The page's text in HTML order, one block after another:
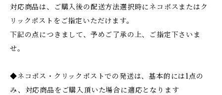
対応商品は、ご購入後の配送方法選択時にネコポスまたはク
リックポストをご指定いただけます。
下記の点につきまして、予めご了承の上、ご指定下さいま
せ。
◆ネコポス・クリックポストでの発送は、基本的には1点の
み、対応商品をご購入頂いた場合に適応となります